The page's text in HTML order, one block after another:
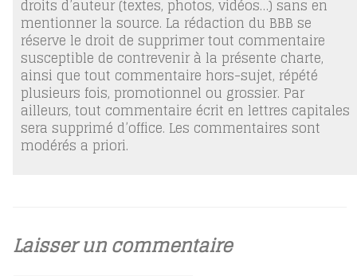
droits d’auteur (textes, photos, vidéos…) sans en
mentionner la source. La rédaction du BBB se
réserve le droit de supprimer tout commentaire
susceptible de contrevenir à la présente charte,
ainsi que tout commentaire hors-sujet, répété
plusieurs fois, promotionnel ou grossier. Par
ailleurs, tout commentaire écrit en lettres capitales
sera supprimé d’office. Les commentaires sont
modérés a priori.
Laisser un commentaire